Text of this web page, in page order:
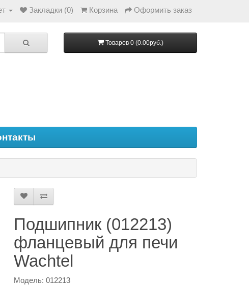
Закладки (0) Корзина Оформить заказ
Товаров 0 (0.00руб.)
Подшипник (012213)
фланцевый для печи
Wachtel
Модель: 012213